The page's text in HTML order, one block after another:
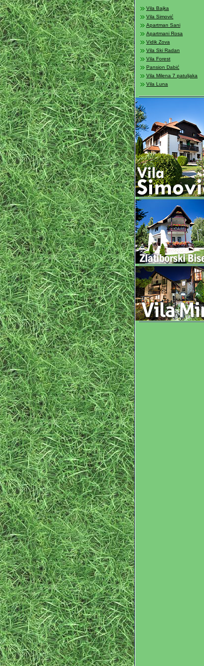
Vila Bajka
Vila Simović
Apartman Sani
Apartmani Rosa
Vidik Zova
Vila Ski Radan
Vila Forest
Pansion Dabić
Vila Milena 7 patuljaka
Vila Luna